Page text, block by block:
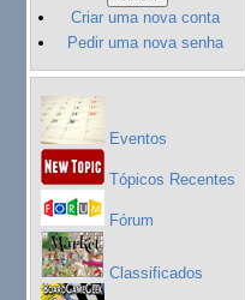
Criar uma nova conta
Pedir uma nova senha
Eventos
Tópicos Recentes
Fórum
Classificados